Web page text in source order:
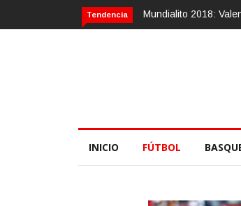
Tendencia
Carboni y una zurda mágicaCalvario Race 2018,
INICIO FÚTBOL